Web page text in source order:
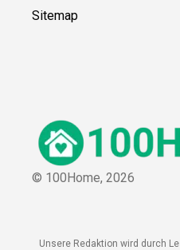
Sitemap
© 100Home, 2026
Unsere Redaktion wird durch